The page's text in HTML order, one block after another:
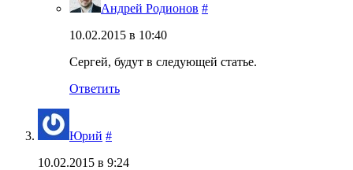
Андрей Родионов #
10.02.2015 в 10:40
Сергей, будут в следующей статье.
Ответить
Юрий #
10.02.2015 в 9:24